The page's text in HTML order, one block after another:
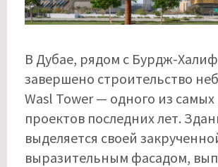
В Дубае, рядом с Бурдж-
завершено строительство
Wasl Tower — одного из
проектов последних лет.
выделяется своей
выразительным фасадом,